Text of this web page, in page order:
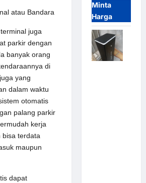
atau Bandara
juga
parkir dengan
banyak orang
di
yang
dalam waktu
otomatis
palang parkir
kerja
bisa terdata
maupun
dapat
Minta
Harga